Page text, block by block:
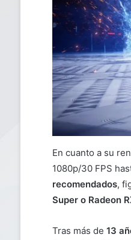
En cuanto a su
1080p/30 FPS
recomendados,
Super o Radeon
Tras más de 13